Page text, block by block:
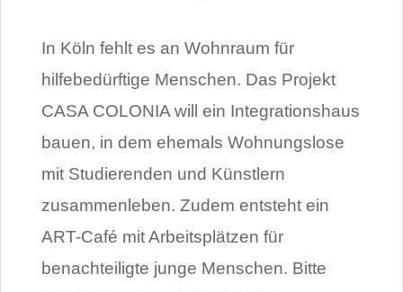
In Köln fehlt es an Wohnraum für
hilfebedürftige Menschen. Das Projekt
CASA COLONIA will ein Integrationshaus
bauen, in dem ehemals Wohnungslose
mit Studierenden und Künstlern
zusammenleben. Zudem entsteht ein
ART-Café mit Arbeitsplätzen für
benachteiligte junge Menschen. Bitte